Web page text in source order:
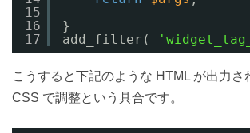
15
16
17
}
add_filter(
こうすると下記のような HTML が出力さ
CSS で調整という具合です。